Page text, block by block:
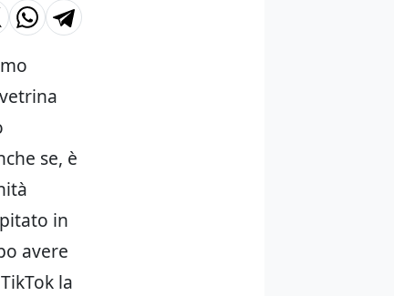
se, è
in
avere
la